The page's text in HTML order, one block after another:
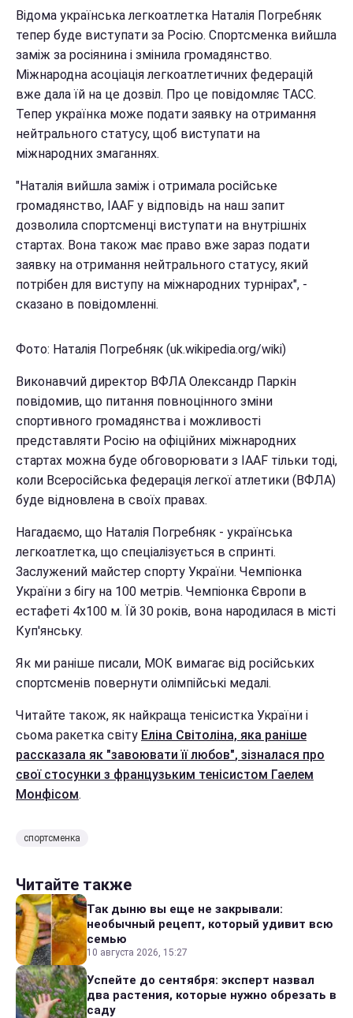
Відома українська легкоатлетка Наталія Погребняк
тепер буде виступати за Росію. Спортсменка вийшла
заміж за росіянина і змінила громадянство.
Міжнародна асоціація легкоатлетичних федерацій
вже дала їй на це дозвіл. Про це повідомляє ТАСС.
Тепер українка може подати заявку на отримання
нейтрального статусу, щоб виступати на
міжнародних змаганнях.
"Наталія вийшла заміж і отримала російське
громадянство, IAAF у відповідь на наш запит
дозволила спортсменці виступати на внутрішніх
стартах. Вона також має право вже зараз подати
заявку на отримання нейтрального статусу, який
потрібен для виступу на міжнародних турнірах", -
сказано в повідомленні.
Фото: Наталія Погребняк (uk.wikipedia.org/wiki)
Виконавчий директор ВФЛА Олександр Паркін
повідомив, що питання повноцінного зміни
спортивного громадянства і можливості
представляти Росію на офіційних міжнародних
стартах можна буде обговорювати з IAAF тільки тоді,
коли Всеросійська федерація легкої атлетики (ВФЛА)
буде відновлена в своїх правах.
Нагадаємо, що Наталія Погребняк - українська
легкоатлетка, що спеціалізується в спринті.
Заслужений майстер спорту України. Чемпіонка
України з бігу на 100 метрів. Чемпіонка Європи в
естафеті 4х100 м. Їй 30 років, вона народилася в місті
Куп'янську.
Як ми раніше писали, МОК вимагає від російських
спортсменів повернути олімпійські медалі.
Читайте також, як найкраща тенісистка України і
сьома ракетка світу Еліна Світоліна, яка раніше
рассказала як "завоювати її любов", зізналася про
свої стосунки з французьким тенісистом Гаелем
Монфісом.
спортсменка
Читайте также
Так дыню вы еще не закрывали:
необычный рецепт, который удивит всю
семью
10 августа 2026, 15:27
Успейте до сентября: эксперт назвал
два растения, которые нужно обрезать в
саду